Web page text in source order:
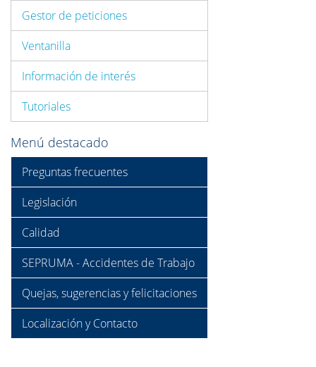
Gestor de peticiones
Ventanilla
Información de interés
Tutoriales
Menú destacado
Preguntas frecuentes
Legislación
Calidad
SEPRUMA - Accidentes de Trabajo
Quejas, sugerencias y felicitaciones
Localización y Contacto